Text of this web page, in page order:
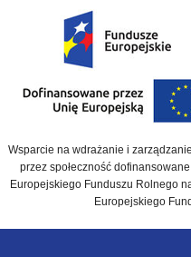
Wsparcie na wdrażanie i
przez społeczność
Europejskiego Funduszu Rolnego
Europejskiego